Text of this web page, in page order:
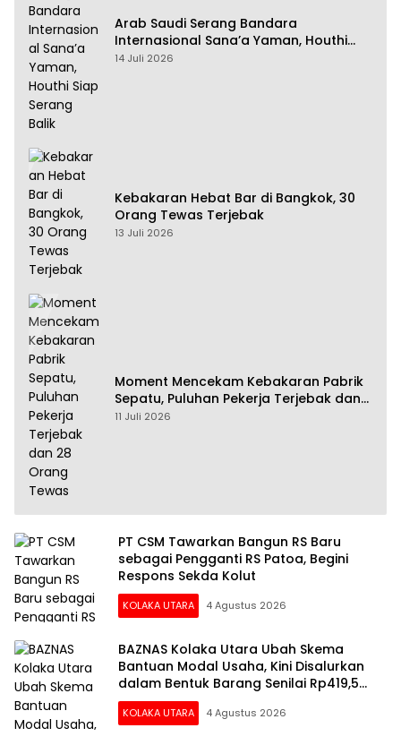
Arab Saudi Serang Bandara
Internasional Sana’a Yaman, Houthi
Siap Serang Balik
14 Juli 2026
Kebakaran Hebat Bar di Bangkok, 30
Orang Tewas Terjebak
13 Juli 2026
Moment Mencekam Kebakaran Pabrik
Sepatu, Puluhan Pekerja Terjebak dan
28 Orang Tewas
11 Juli 2026
PT CSM Tawarkan Bangun RS Baru
sebagai Pengganti RS Patoa, Begini
Respons Sekda Kolut
KOLAKA UTARA 4 Agustus 2026
BAZNAS Kolaka Utara Ubah Skema
Bantuan Modal Usaha, Kini Disalurkan
dalam Bentuk Barang Senilai Rp419,5
Juta
KOLAKA UTARA 4 Agustus 2026